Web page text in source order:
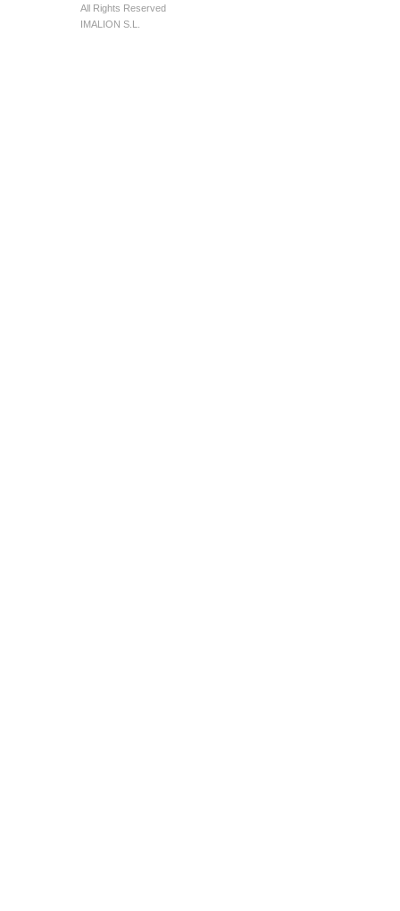
All Rights Reserved
IMALION S.L.